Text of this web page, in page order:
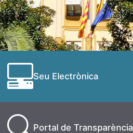
Seu Electrònica
Portal de Transparència